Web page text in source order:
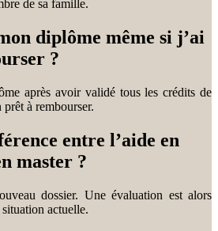
de sa famille.
diplôme même si j’ai
?
après avoir validé tous les crédits de
prêt à rembourser.
entre l’aide en
master ?
dossier. Une évaluation est alors
actuelle.